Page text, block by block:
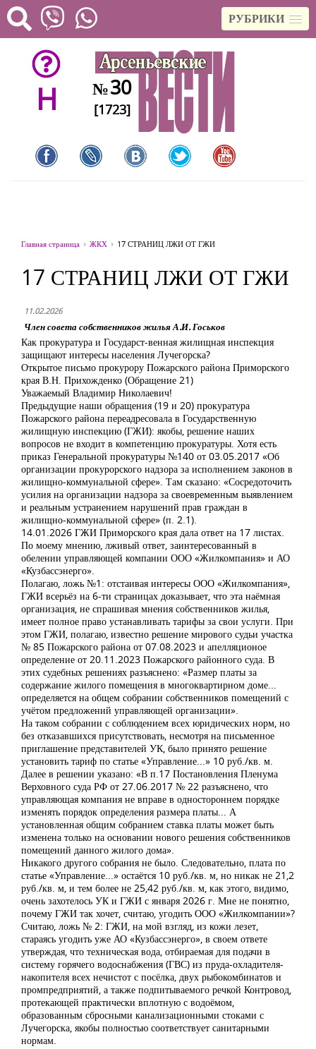
РУБРИКИ
H №30
[1723]
Главная страница ЖКХ 17 СТРАНИЦ ЛЖИ ОТ ГЖИ
17 СТРАНИЦ ЛЖИ ОТ ГЖИ
11.02.2026
Член совета собственников жилья А.И. Госьков
Как прокуратура и Государст-венная жилищная инспекция
защищают интересы населения Лучегорска?
Открытое письмо прокурору Пожарского района Приморского
края В.Н. Прихожденко (Обращение 21)
Уважаемый Владимир Николаевич!
Предыдущие наши обращения (19 и 20) прокуратура
Пожарского района переадресовала в Государственную
жилищную инспекцию (ГЖИ): якобы, решение наших
вопросов не входит в компетенцию прокуратуры. Хотя есть
приказ Генеральной прокуратуры №140 от 03.05.2017 «Об
организации прокурорского надзора за исполнением законов в
жилищно-коммунальной сфере». Там сказано: «Сосредоточить
усилия на организации надзора за своевременным выявлением
и реальным устранением нарушений прав граждан в
жилищно-коммунальной сфере» (п. 2.1).
14.01.2026 ГЖИ Приморского края дала ответ на 17 листах.
По моему мнению, лживый ответ, заинтересованный в
обелении управляющей компании ООО «Жилкомпания» и АО
«Кузбассэнерго».
Полагаю, ложь №1: отстаивая интересы ООО «Жилкомпания»,
ГЖИ всерьёз на 6-ти страницах доказывает, что эта наёмная
организация, не спрашивая мнения собственников жилья,
имеет полное право устанавливать тарифы за свои услуги. При
этом ГЖИ, полагаю, известно решение мирового судьи участка
№ 85 Пожарского района от 07.08.2023 и апелляционое
определение от 20.11.2023 Пожарского районного суда. В
этих судебных решениях разъяснено: «Размер платы за
содержание жилого помещения в многоквартирном доме...
определяется на общем собрании собственников помещений с
учётом предложений управляющей организации».
На таком собрании с соблюдением всех юридических норм, но
без отказавшихся присутствовать, несмотря на письменное
приглашение представителей УК, было принято решение
установить тариф по статье «Управление...» 10 руб./кв. м.
Далее в решении указано: «В п.17 Постановления Пленума
Верховного суда РФ от 27.06.2017 № 22 разъяснено, что
управляющая компания не вправе в одностороннем порядке
изменять порядок определения размера платы... А
установленная общим собранием ставка платы может быть
изменена только на основании нового решения собственников
помещений данного жилого дома».
Никакого другого собрания не было. Следовательно, плата по
статье «Управление...» остаётся 10 руб./кв. м, но никак не 21,2
руб./кв. м, и тем более не 25,42 руб./кв. м, как этого, видимо,
очень захотелось УК и ГЖИ с января 2026 г. Мне не понятно,
почему ГЖИ так хочет, считаю, угодить ООО «Жилкомпании»?
Считаю, ложь № 2: ГЖИ, на мой взгляд, из кожи лезет,
стараясь угодить уже АО «Кузбассэнерго», в своем ответе
утверждая, что техническая вода, отбираемая для подачи в
систему горячего водоснабжения (ГВС) из пруда-охладителя-
накопителя всех нечистот с посёлка, двух рыбокомбинатов и
промпредприятий, а также подпитываемого речкой Контровод,
протекающей практически вплотную с водоёмом,
образованным сбросными канализационными стоками с
Лучегорска, якобы полностью соответствует санитарными
нормам.